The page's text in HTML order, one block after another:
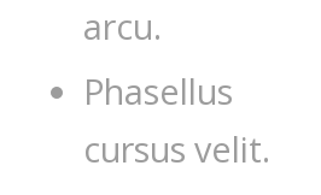
arcu.
Phasellus
cursus velit.